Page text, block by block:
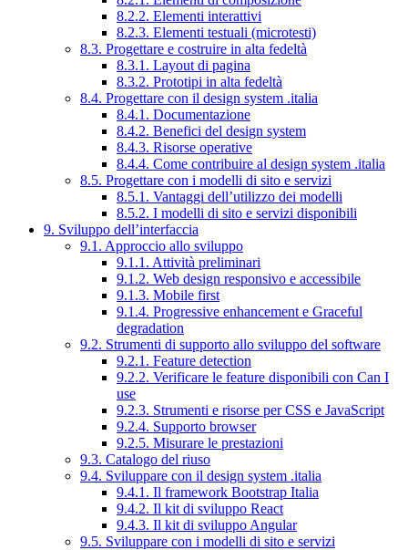
8.2.2. Elementi interattivi
8.2.3. Elementi testuali (microtesti)
8.3. Progettare e costruire in alta fedeltà
8.3.1. Layout di pagina
8.3.2. Prototipi in alta fedeltà
8.4. Progettare con il design system .italia
8.4.1. Documentazione
8.4.2. Benefici del design system
8.4.3. Risorse operative
8.4.4. Come contribuire al design system .italia
8.5. Progettare con i modelli di sito e servizi
8.5.1. Vantaggi dell’utilizzo dei modelli
8.5.2. I modelli di sito e servizi disponibili
9. Sviluppo dell’interfaccia
9.1. Approccio allo sviluppo
9.1.1. Attività preliminari
9.1.2. Web design responsivo e accessibile
9.1.3. Mobile first
9.1.4. Progressive enhancement e Graceful
degradation
9.2. Strumenti di supporto allo sviluppo del software
9.2.1. Feature detection
9.2.2. Verificare le feature disponibili con Can I
use
9.2.3. Strumenti e risorse per CSS e JavaScript
9.2.4. Supporto browser
9.2.5. Misurare le prestazioni
9.3. Catalogo del riuso
9.4. Sviluppare con il design system .italia
9.4.1. Il framework Bootstrap Italia
9.4.2. Il kit di sviluppo React
9.4.3. Il kit di sviluppo Angular
9.5. Sviluppare con i modelli di sito e servizi